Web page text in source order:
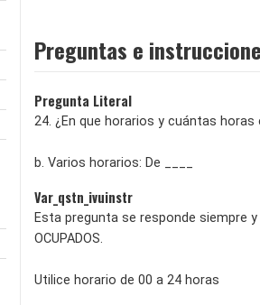
Preguntas e
Pregunta Literal
24. ¿En que horarios y cuántas horas
b. Varios horarios: De ____
Var_qstn_ivuinstr
Esta pregunta se responde siempre
OCUPADOS.
Utilice horario de 00 a 24 horas